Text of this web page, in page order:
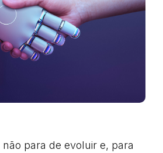
para de evoluir e, para